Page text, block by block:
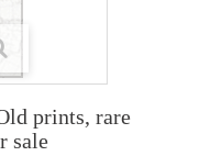
prints, rare
sale